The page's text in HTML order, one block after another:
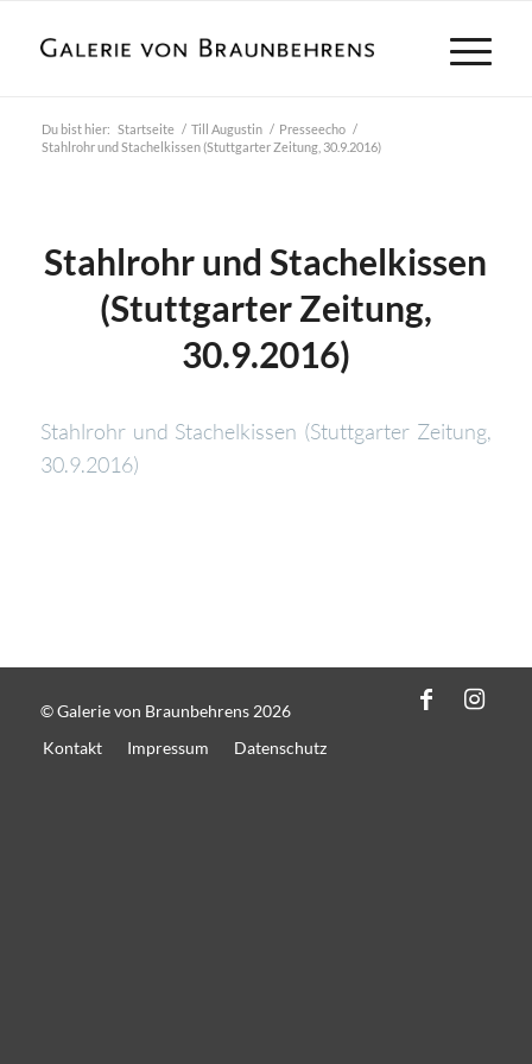
Du bist hier: Startseite / Till Augustin / Presseecho /
Stahlrohr und Stachelkissen (Stuttgarter Zeitung, 30.9.2016)
Stahlrohr und Stachelkissen
(Stuttgarter Zeitung,
30.9.2016)
Stahlrohr und Stachelkissen (Stuttgarter Zeitung,
30.9.2016)
© Galerie von Braunbehrens 2026
Kontakt
Impressum Datenschutz